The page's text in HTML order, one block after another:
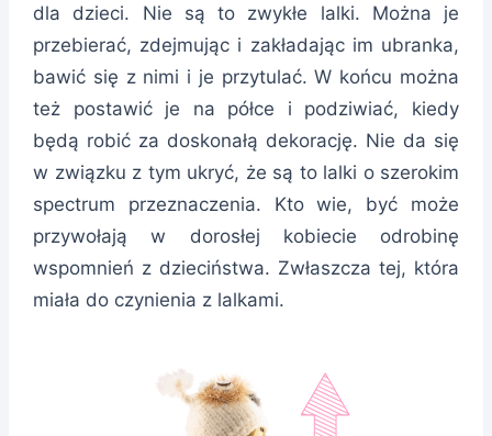
dla dzieci. Nie są to zwykłe lalki. Można je
przebierać, zdejmując i zakładając im ubranka,
bawić się z nimi i je przytulać. W końcu można
też postawić je na półce i podziwiać, kiedy
będą robić za doskonałą dekorację. Nie da się
w związku z tym ukryć, że są to lalki o szerokim
spectrum przeznaczenia. Kto wie, być może
przywołają w dorosłej kobiecie odrobinę
wspomnień z dzieciństwa. Zwłaszcza tej, która
miała do czynienia z lalkami.